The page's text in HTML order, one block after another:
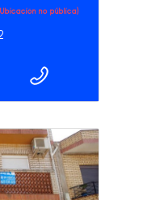
no pública)